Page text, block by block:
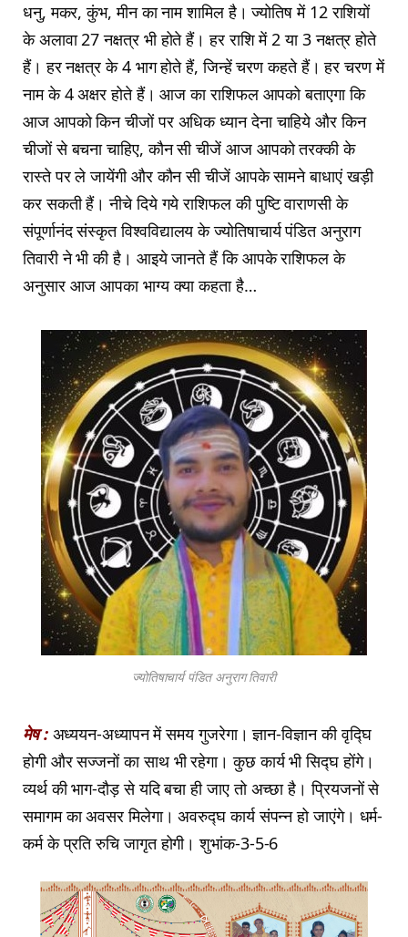
धनु, मकर, कुंभ, मीन का नाम शामिल है। ज्योतिष में 12 राशियों
के अलावा 27 नक्षत्र भी होते हैं। हर राशि में 2 या 3 नक्षत्र होते
हैं। हर नक्षत्र के 4 भाग होते हैं, जिन्हें चरण कहते हैं। हर चरण में
नाम के 4 अक्षर होते हैं। आज का राशिफल आपको बताएगा कि
आज आपको किन चीजों पर अधिक ध्यान देना चाहिये और किन
चीजों से बचना चाहिए, कौन सी चीजें आज आपको तरक्की के
रास्ते पर ले जायेंगी और कौन सी चीजें आपके सामने बाधाएं खड़ी
कर सकती हैं। नीचे दिये गये राशिफल की पुष्टि वाराणसी के
संपूर्णानंद संस्कृत विश्वविद्यालय के ज्योतिषाचार्य पंडित अनुराग
तिवारी ने भी की है। आइये जानते हैं कि आपके राशिफल के
अनुसार आज आपका भाग्य क्या कहता है…
ज्योतिषाचार्य पंडित अनुराग तिवारी
मेष : अध्ययन-अध्यापन में समय गुजरेगा। ज्ञान-विज्ञान की वृद्घि
होगी और सज्जनों का साथ भी रहेगा। कुछ कार्य भी सिद्घ होंगे।
व्यर्थ की भाग-दौड़ से यदि बचा ही जाए तो अच्छा है। प्रियजनों से
समागम का अवसर मिलेगा। अवरुद्घ कार्य संपन्न हो जाएंगे। धर्म-
कर्म के प्रति रुचि जागृत होगी। शुभांक-3-5-6